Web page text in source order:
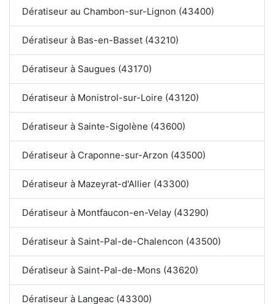
Dératiseur au Chambon-sur-Lignon (43400)
Dératiseur à Bas-en-Basset (43210)
Dératiseur à Saugues (43170)
Dératiseur à Monistrol-sur-Loire (43120)
Dératiseur à Sainte-Sigolène (43600)
Dératiseur à Craponne-sur-Arzon (43500)
Dératiseur à Mazeyrat-d'Allier (43300)
Dératiseur à Montfaucon-en-Velay (43290)
Dératiseur à Saint-Pal-de-Chalencon (43500)
Dératiseur à Saint-Pal-de-Mons (43620)
Dératiseur à Langeac (43300)